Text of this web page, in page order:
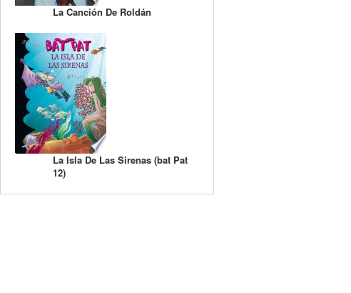
La Canción De Roldán
La Isla De Las Sirenas (bat Pat
12)